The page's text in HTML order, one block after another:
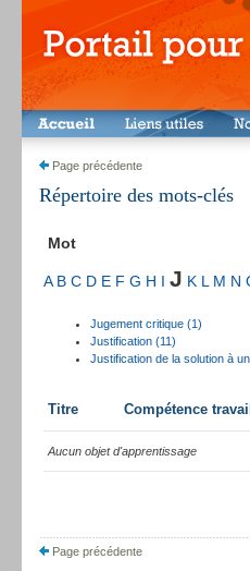
Page précédente
Répertoire des mots-clés
Mot
A B C D E F G H I J K L M N
Jugement critique (1)
Justification (11)
Justification de la solution à
Titre Compétence
Aucun objet d'apprentissage
Page précédente